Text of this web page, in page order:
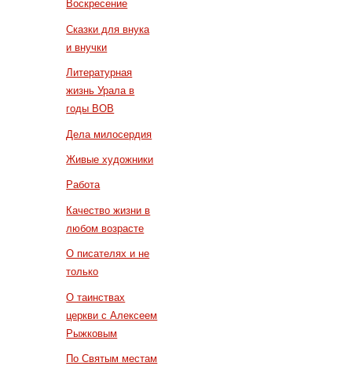
Воскресение
Сказки для внука
и внучки
Литературная
жизнь Урала в
годы ВОВ
Дела милосердия
Живые художники
Работа
Качество жизни в
любом возрасте
О писателях и не
только
О таинствах
церкви с Алексеем
Рыжковым
По Святым местам